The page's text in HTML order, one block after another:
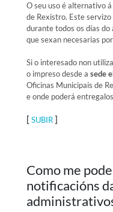
O seu uso é alternativo
de Rexistro. Este
durante todos os días
que sexan necesarias
Si o interesado non
o impreso desde a sede
Oficinas Municipais de
e onde poderá
[ SUBIR]
Como me
notificacións